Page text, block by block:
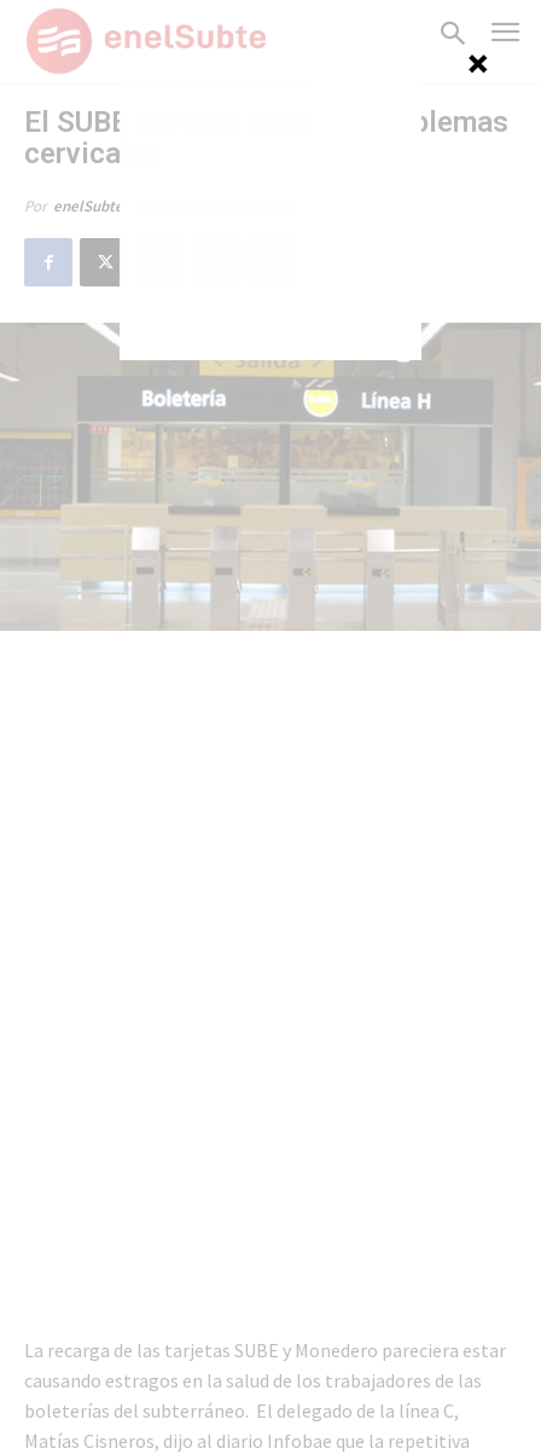
El SUBE también causaría problemas
cervicales
Por enelSubte
La recarga de las tarjetas SUBE y Monedero pareciera estar
causando estragos en la salud de los trabajadores de las
boleterías del subterráneo. El delegado de la línea C,
Matías Cisneros, dijo al diario Infobae que la repetitiva